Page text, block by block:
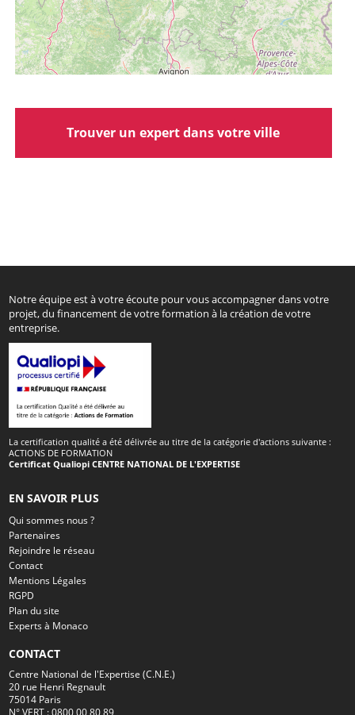
Trouver un expert dans votre ville
Notre équipe est à votre écoute pour vous accompagner dans votre
projet, du financement de votre formation à la création de votre
entreprise.
La certification qualité a été délivrée au titre de la catégorie d'actions suivante :
ACTIONS DE FORMATION
Certificat Qualiopi CENTRE NATIONAL DE L'EXPERTISE
EN SAVOIR PLUS
Qui sommes nous ?
Partenaires
Rejoindre le réseau
Contact
Mentions Légales
RGPD
Plan du site
Experts à Monaco
CONTACT
Centre National de l'Expertise (C.N.E.)
20 rue Henri Regnault
75014 Paris
N° VERT : 0800 00 80 89